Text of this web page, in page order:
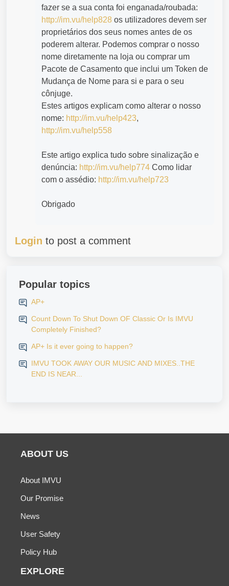
fazer se a sua conta foi enganada/roubada:
http://im.vu/help828 os utilizadores devem ser
proprietários dos seus nomes antes de os
poderem alterar. Podemos comprar o nosso
nome diretamente na loja ou comprar um
Pacote de Casamento que inclui um Token de
Mudança de Nome para si e para o seu
cônjuge.
Estes artigos explicam como alterar o nosso
nome: http://im.vu/help423,
http://im.vu/help558
Este artigo explica tudo sobre sinalização e
denúncia: http://im.vu/help774 Como lidar
com o assédio: http://im.vu/help723
Obrigado
Login to post a comment
Popular topics
AP+
Count Down To Shut Down OF Classic Or Is IMVU
Completely Finished?
AP+ Is it ever going to happen?
IMVU TOOK AWAY OUR MUSIC AND MIXES..THE
END IS NEAR...
ABOUT US
About IMVU
Our Promise
News
User Safety
Policy Hub
EXPLORE